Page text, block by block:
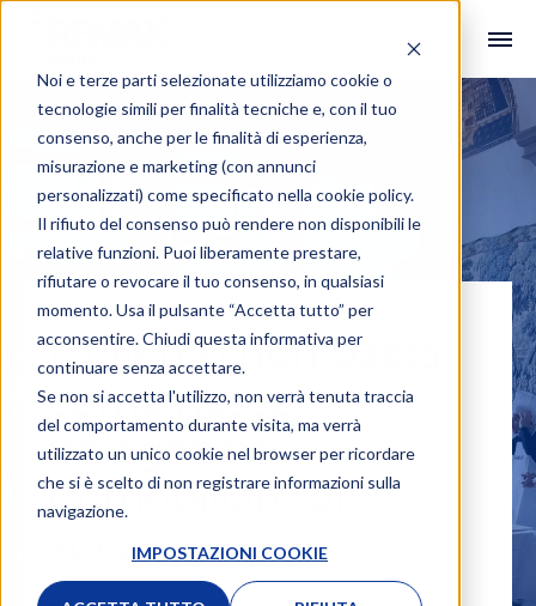
Noi e terze parti selezionate utilizziamo cookie o
tecnologie simili per finalità tecniche e, con il tuo
consenso, anche per le finalità di esperienza,
misurazione e marketing (con annunci
personalizzati) come specificato nella cookie policy.
Il rifiuto del consenso può rendere non disponibili le
relative funzioni. Puoi liberamente prestare,
rifiutare o revocare il tuo consenso, in qualsiasi
momento. Usa il pulsante “Accetta tutto” per
acconsentire. Chiudi questa informativa per
continuare senza accettare.
Se non si accetta l'utilizzo, non verrà tenuta traccia
del comportamento durante visita, ma verrà
utilizzato un unico cookie nel browser per ricordare
che si è scelto di non registrare informazioni sulla
navigazione.
IMPOSTAZIONI COOKIE
Il talento non basta:
come nasce
un’agenzia
immobiliare di
successo